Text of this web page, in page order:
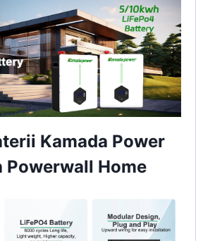
Kamada Power
Powerwall Home